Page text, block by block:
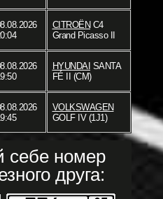
CITROËNC4
Grand Picasso II
HYUNDAI SANTA
FÉ II (CM)
VOLKSWAGEN
GOLF IV (1J1)
себе номер
друга: